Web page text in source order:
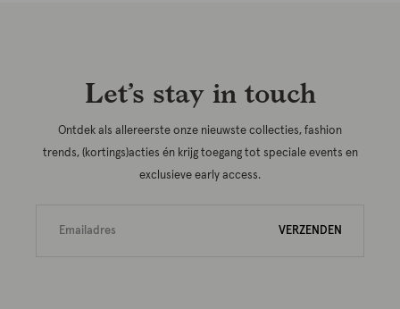
Let’s stay in touch
Ontdek als allereerste onze nieuwste collecties, fashion
trends, (kortings)acties én krijg toegang tot speciale events en
exclusieve early access.
VERZENDEN